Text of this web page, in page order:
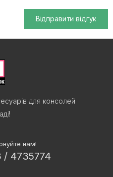
Відправити відгук
для консолей
нам!
/ 4735774